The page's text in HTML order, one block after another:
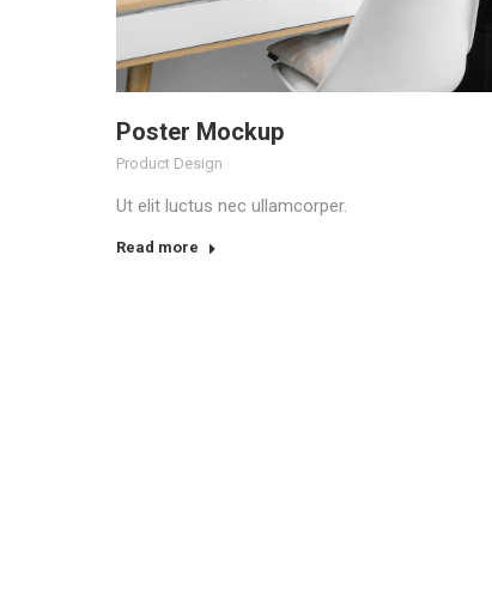
Poster Mockup
Product Design
Ut elit luctus nec ullamcorper.
Read more